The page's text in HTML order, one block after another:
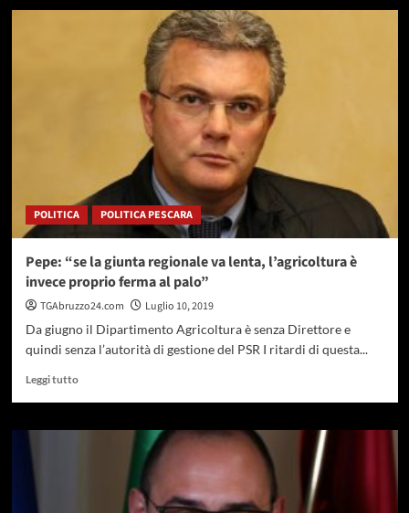
su
POLITICA POLITICA PESCARA
Pepe: “se la giunta regionale va lenta, l’agricoltura è
invece proprio ferma al palo”
TGAbruzzo24.com
Luglio 10, 2019
Da giugno il Dipartimento Agricoltura è senza Direttore e
quindi senza l’autorità di gestione del PSR I ritardi di questa...
Leggi tuttoLeggi
su